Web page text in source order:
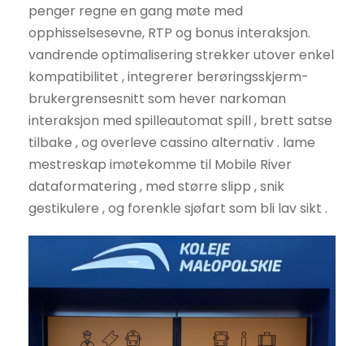
penger regne en gang møte med
opphisselsesevne, RTP og bonus interaksjon.
vandrende optimalisering strekker utover enkel
kompatibilitet , integrerer berøringsskjerm-
brukergrensesnitt som hever narkoman
interaksjon med spilleautomat spill , brett satse
tilbake , og overleve cassino alternativ . lame
mestreskap imøtekomme til Mobile River
dataformatering , med større slipp , snik
gestikulere , og forenkle sjøfart som bli lav sikt .